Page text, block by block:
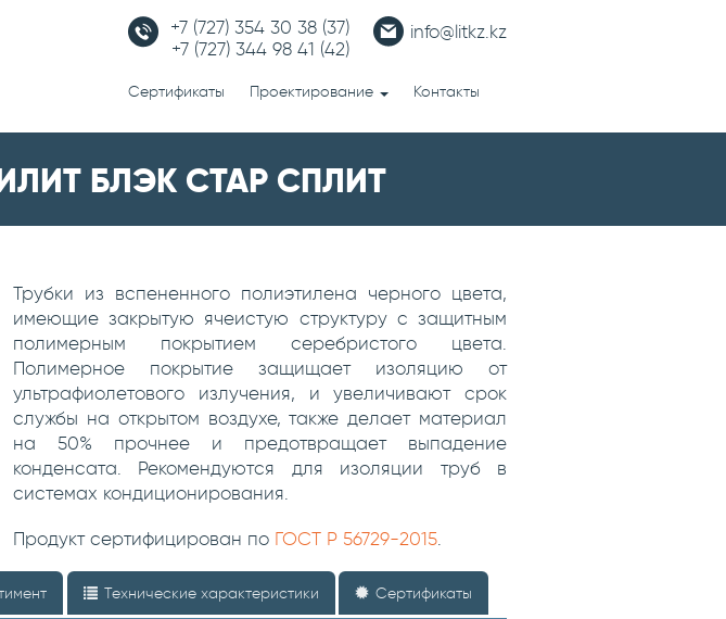
+7 (727) 354 30 38 (37)
+7 (727) 344 98 41 (42)
info@litkz.kz
Сертификаты Проектирование Контакты
БЛЭК СТАР СПЛИТ
Трубки из вспененного полиэтилена черного цвета,
имеющие закрытую ячеистую структуру с защитным
полимерным покрытием серебристого цвета.
Полимерное покрытие защищает изоляцию от
ультрафиолетового излучения, и увеличивают срок
службы на открытом воздухе, также делает материал
на 50% прочнее и предотвращает выпадение
конденсата. Рекомендуются для изоляции труб в
системах кондиционирования.
Продукт сертифицирован по ГОСТ Р 56729-2015
Технические характеристики Сертификаты